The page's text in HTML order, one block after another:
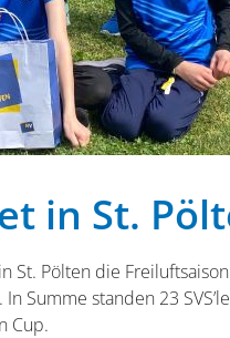
in St.
St. Pölten die
Summe standen 23
Cup.